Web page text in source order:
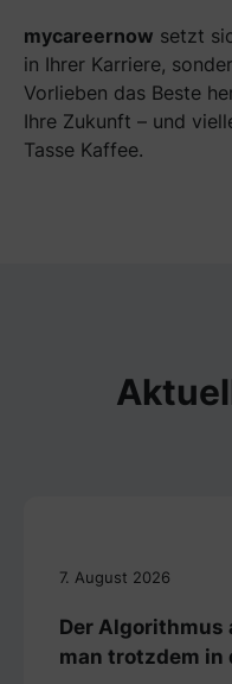
mycareernow setzt
in Ihrer Karriere,
Vorlieben das Beste
Ihre Zukunft – und
Tasse Kaffee.
7. August 2026
Der Algorithmus
man trotzdem in